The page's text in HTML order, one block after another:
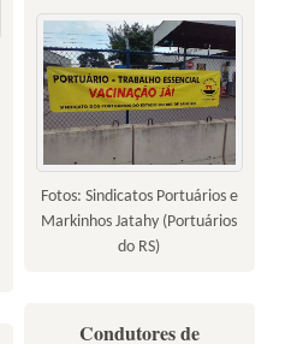
Fotos: Sindicatos Portuários e
Markinhos Jatahy (Portuários
do RS)
Condutores de